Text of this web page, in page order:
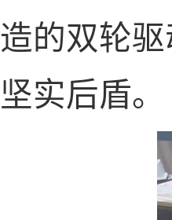
造的双轮
坚实后盾。